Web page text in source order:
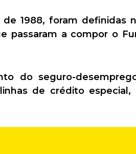
1988, foram definidas
passaram a compor o
do seguro-
de crédito